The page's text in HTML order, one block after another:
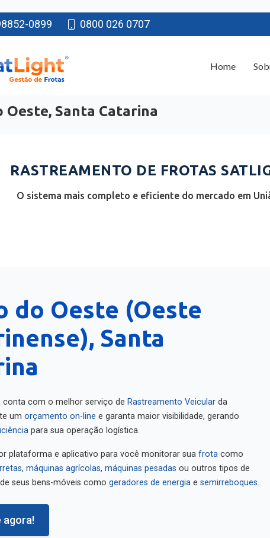
0899 0800 026 0707
Oeste, Santa Catarina
RASTREAMENTO DE FROTAS
O sistema mais completo e eficiente do mercado em
do Oeste (Oeste
Santa
conta com o melhor serviço de Rastreamento Veicular
da
um orçamento on-line
e garanta maior visibilidade, gerando
para sua operação logística.
plataforma e aplicativo para você monitorar sua frota
máquinas agrícolas máquinas pesadas
ou outros tipos de
de seus bens-móveis como
geradores de energia semirreboques
agora!